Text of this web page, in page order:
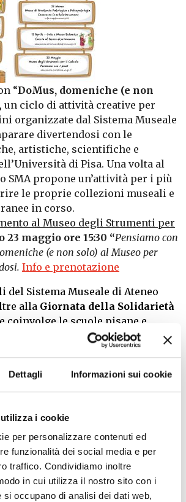
Dettagli Informazioni sui cookie
i cookie
per personalizzare contenuti ed
funzionalità dei social media e per
traffico. Condividiamo inoltre
in cui utilizza il nostro sito con i
si occupano di analisi dei dati web,
“DoMus, domeniche (e non
, un ciclo di attività creative per
organizzate dal Sistema Museale
divertendosi con le
artistiche, scientifiche e
di Pisa. Una volta al
SMA propone un’attività per i più
le proprie collezioni museali e
in corso.
al Museo degli Strumenti per
23 maggio ore 15:30 “Pensiamo con
(e non solo) al Museo per
Info e prenotazione
del Sistema Museale di Ateneo
alla Giornata della Solidarietà
coinvolge le scuole pisane e
“La Costituzione come
partecipazione consapevole e
sviluppo sostenibile dell’Agenda
Reale
cultura.gov.it